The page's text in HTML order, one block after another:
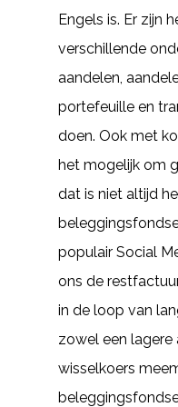
Engels is. Er zijn
verschillende
aandelen,
portefeuille en
doen. Ook met
het mogelijk om
dat is niet altijd
populair Social
ons de
in de loop van
zowel een lagere
wisselkoers